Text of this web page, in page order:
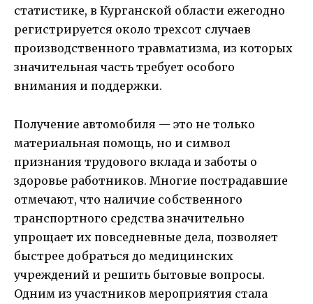
статистике, в Курганской области ежегодно
регистрируется около трехсот случаев
производственного травматизма, из которых
значительная часть требует особого
внимания и поддержки.
Получение автомобиля — это не только
материальная помощь, но и символ
признания трудового вклада и заботы о
здоровье работников. Многие пострадавшие
отмечают, что наличие собственного
транспортного средства значительно
упрощает их повседневные дела, позволяет
быстрее добраться до медицинских
учреждений и решить бытовые вопросы.
Одним из участников мероприятия стала